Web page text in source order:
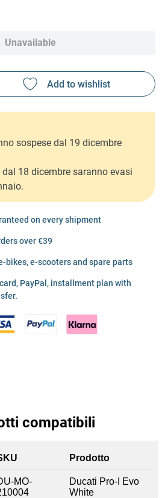
Unavailable
sospese dal 19 dicembre
18 dicembre saranno evasi
on every shipment
over €39
bikes, e-scooters and spare parts
PayPal, installment plan with
compatibili
Prodotto
MO-
Ducati Pro-I Evo
White